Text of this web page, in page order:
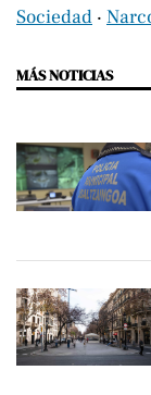
Sociedad ‧
MÁS NOTICIAS